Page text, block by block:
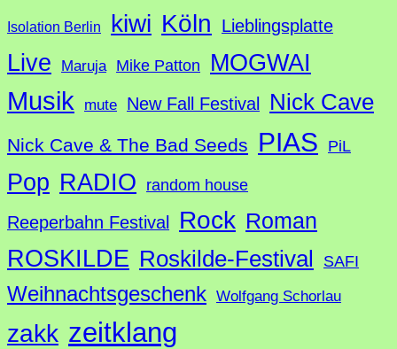
Isolation Berlin kiwi Köln Lieblingsplatte
Live Maruja Mike Patton MOGWAI
Musik mute New Fall Festival Nick Cave
Nick Cave & The Bad Seeds PIAS PiL
Pop RADIO random house
Reeperbahn Festival Rock Roman
ROSKILDE Roskilde-Festival SAFI
Weihnachtsgeschenk Wolfgang Schorlau
zakk zeitklang